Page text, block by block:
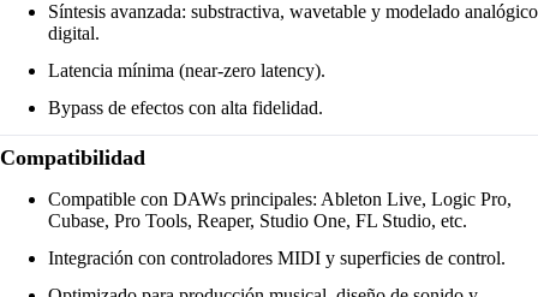
Síntesis avanzada: substractiva, wavetable y modelado analógico
digital.
Latencia mínima (near-zero latency).
Bypass de efectos con alta fidelidad.
Compatibilidad
Compatible con DAWs principales: Ableton Live, Logic Pro,
Cubase, Pro Tools, Reaper, Studio One, FL Studio, etc.
Integración con controladores MIDI y superficies de control.